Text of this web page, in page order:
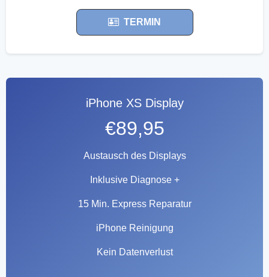
TERMIN
iPhone XS Display
€89,95
Austausch des Displays
Inklusive Diagnose +
15 Min. Express Reparatur
iPhone Reinigung
Kein Datenverlust